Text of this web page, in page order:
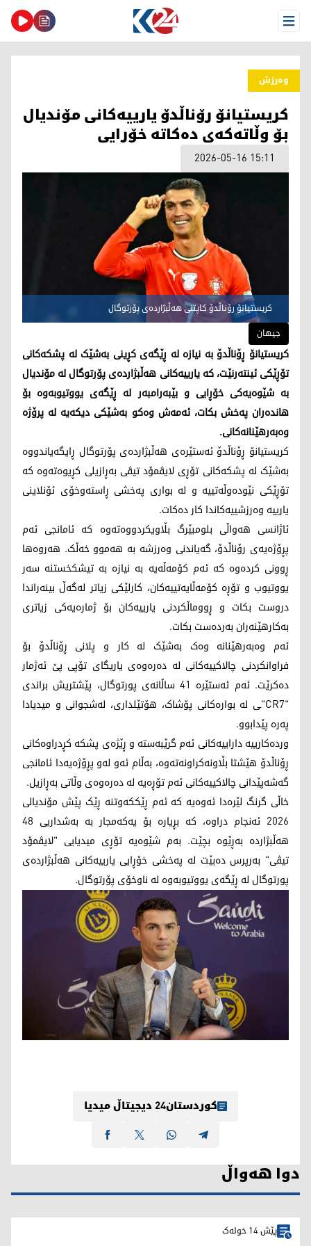
Open Menu
وەرزش
كریستیانۆ رۆناڵدۆ یارییەكانی مۆندیال
بۆ وڵاتەكەی دەكاتە خۆرایی
2026-05-16 15:11
كریستیانۆ رۆناڵدۆ كاپتنی هەڵبژاردەی پۆرتوگال
جیهان
کریستیانۆ ڕۆناڵدۆ بە نیازە لە ڕێگەی کڕینی بەشێک لە پشکەکانی
تۆڕێکی ئینتەرنێت، کە یارییەکانی هەڵبژاردەی پۆرتوگال لە مۆندیال
بە شێوەیەکی خۆڕایی و بێبەرامبەر لە ڕێگەی یووتیوبەوە بۆ
هاندەران پەخش بکات، ئەمەش وەکو بەشێکی دیکەیە لە پرۆژە
وەبەرهێنانەکانی.
کریستیانۆ ڕۆناڵدۆ ئەستێرەی هەڵبژاردەی پۆرتوگال ڕایگەیاندووە
بەشێک لە پشکەکانی تۆڕی لایڤمۆد تیڤی بەڕازیلی کڕیوەتەوە کە
تۆڕێکی نێودەوڵەتییە و لە بواری پەخشی ڕاستەوخۆی ئۆنلاینی
یارییە وەرزشییەکاندا کار دەکات.
ئاژانسی هەواڵی بلومبێرگ بڵاویکردووەتەوە کە ئامانجی ئەم
پڕۆژەیەی رۆناڵدۆ، گەیاندنی وەرزشە بە هەموو خەڵک. هەروەها
ڕوونی کردەوە کە ئەم کۆمەڵەیە بە نیازە بە تیشکخستنە سەر
یووتیوب و تۆڕە کۆمەڵایەتییەکان، کارلێکی زیاتر لەگەڵ بینەراندا
دروست بکات و ڕووماڵکردنی یارییەکان بۆ ژمارەیەکی زیاتری
بەکارهێنەران بەردەست بکات.
ئەم وەبەرهێنانە وەک بەشێک لە کار و پلانی ڕۆناڵدۆ بۆ
فراوانکردنی چالاکییەکانی لە دەرەوەی یاریگای تۆپی پێ ئەژمار
دەکرێت. ئەم ئەستێرە 41 ساڵانەی پورتوگال، پێشتریش براندی
"CR7"ـی لە بوارەکانی پۆشاک، هۆتێلداری، لەشجوانی و میدیادا
پەرە پێدابوو.
وردەکارییە داراییەکانی ئەم گرێبەستە و ڕێژەی پشکە کڕدراوەکانی
ڕۆناڵدۆ هێشتا بڵاونەکراونەتەوە، بەڵام ئەو لەو پڕۆژەیەدا ئامانجی
گەشەپێدانی چالاکییەکانی ئەم تۆڕەیە لە دەرەوەی وڵاتی بەڕازیل.
خاڵی گرنگ لێرەدا ئەوەیە کە ئەم ڕێککەوتنە ڕێک پێش مۆندیالی
2026 ئەنجام دراوە، کە بڕیارە بۆ یەکەمجار بە بەشداریی 48
هەڵبژاردە بەڕێوە بچێت. بەم شێوەیە تۆڕی میدیایی "لایڤمۆد
تیڤی" بەرپرس دەبێت لە پەخشی خۆڕایی یارییەکانی هەڵبژاردەی
پورتوگال لە ڕێگەی یووتیوبەوە لە ناوخۆی پۆرتوگال.
کوردستان24 دیجیتاڵ میدیا
دوا هەواڵ
پێش 14 خولەک